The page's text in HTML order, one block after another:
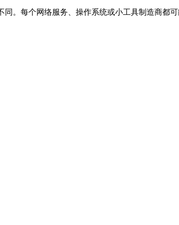
。每个网络服务、操作系统或小工具制造商都